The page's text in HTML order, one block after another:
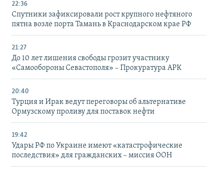
22:36
Спутники зафиксировали рост крупного нефтяного
пятна возле порта Тамань в Краснодарском крае РФ
21:27
До 10 лет лишения свободы грозит участнику
«Самообороны Севастополя» – Прокуратура АРК
20:40
Турция и Ирак ведут переговоры об альтернативе
Ормузскому проливу для поставок нефти
19:42
Удары РФ по Украине имеют «катастрофические
последствия» для гражданских – миссия ООН